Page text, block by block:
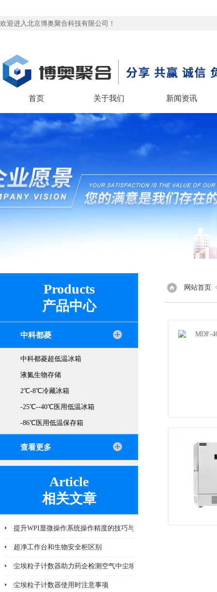
欢迎进入北京博奥聚合科技有限公司！
首页 关于我们 新闻资讯
Products
产品中心
中科都菱
中科都菱超低温冰箱
液氮生物存储
2℃-8℃冷藏冰箱
-25℃--40℃医用低温冰箱
-86℃医用低温保存箱
查看更多
Article
相关文章
提升WPI显微操作系统操作精度的技巧与方法
超净工作台和生物安全柜区别
尘埃粒子计数器助力药企检测空气中尘埃粒子
尘埃粒子计数器使用时注意事项
网站首页